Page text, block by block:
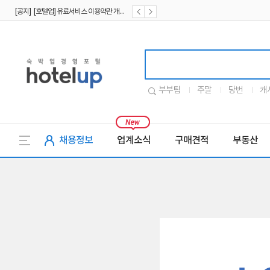
[공지] [호텔업] 유료서비스 이용약관 개정본2 (19.09.02)
부부팀 주말 당번 캐
채용정보 업계소식 구매견적 부동산